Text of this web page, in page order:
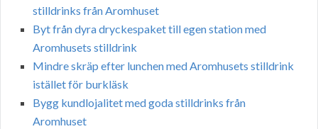
stilldrinks från Aromhuset
Byt från dyra dryckespaket till egen station med
Aromhusets stilldrink
Mindre skräp efter lunchen med Aromhusets stilldrink
istället för burkläsk
Bygg kundlojalitet med goda stilldrinks från
Aromhuset